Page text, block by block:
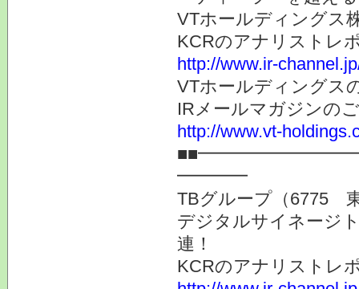
VTホールディングス
KCRのアナリストレ
http://www.ir-
VTホールディングス
IRメールマガジンの
http://www.vt-
━━━━
TBグループ（6775
デジタルサイネージ
連！
KCRのアナリストレ